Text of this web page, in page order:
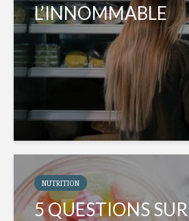
L’INNOMMABLE
NUTRITION
5 QUESTIONS